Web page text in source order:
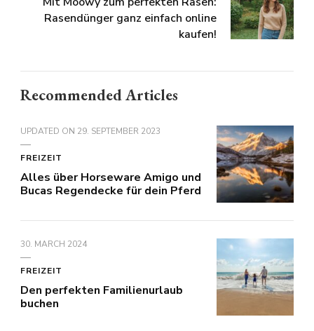
Rasendünger ganz einfach online
kaufen!
Recommended Articles
UPDATED ON 29. SEPTEMBER 2023
FREIZEIT
Alles über Horseware Amigo und
Bucas Regendecke für dein Pferd
30. MARCH 2024
FREIZEIT
Den perfekten Familienurlaub
buchen